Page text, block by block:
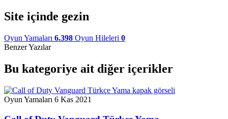
Site içinde gezin
Oyun Yamaları 6.398 Oyun Hileleri 0
Benzer Yazılar
Bu kategoriye ait diğer içerikler
Oyun Yamaları 6 Kas 2021